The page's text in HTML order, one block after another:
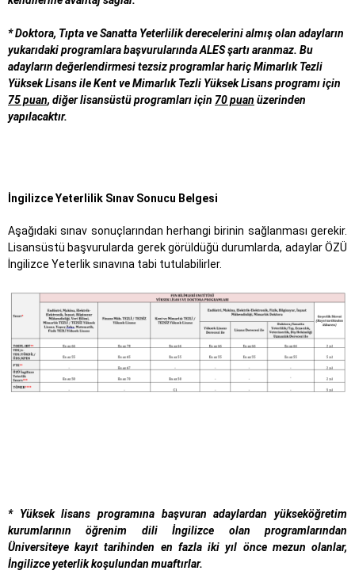
* Doktora, Tıpta ve Sanatta Yeterlilik derecelerini almış olan adayların
yukarıdaki programlara başvurularında ALES şartı aranmaz. Bu
adayların değerlendirmesi tezsiz programlar hariç Mimarlık Tezli
Yüksek Lisans ile Kent ve Mimarlık Tezli Yüksek Lisans programı için
75 puan, diğer lisansüstü programları için 70 puan üzerinden
yapılacaktır.
ngilizce Yeterlilik Sınav Sonucu Belgesi
Aşağıdaki sınav sonuçlarından herhangi birinin sağlanması gerekir.
Lisansüstü başvurularda gerek görüldüğü durumlarda, adaylar ÖZÜ
İngilizce Yeterlik sınavına tabi tutulabilirler.
*Yüksek lisans programına başvuran adaylardan yükseköğretim
kurumlarının öğrenim dili İngilizce olan programlarından
Üniversiteye kayıt tarihinden en fazla iki yıl önce mezun olanlar,
İngilizce yeterlik koşulundan muaftırlar.